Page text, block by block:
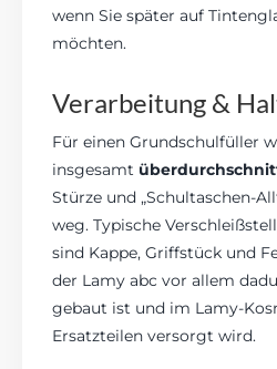
wenn Sie später auf
möchten.
Verarbeitung &
Für einen Grundschulfüller
insgesamt
Stürze und „Schultaschen-
weg. Typische
sind Kappe, Griffstück und
der Lamy abc vor allem
gebaut ist und im Lamy-
Ersatzteilen versorgt wird.